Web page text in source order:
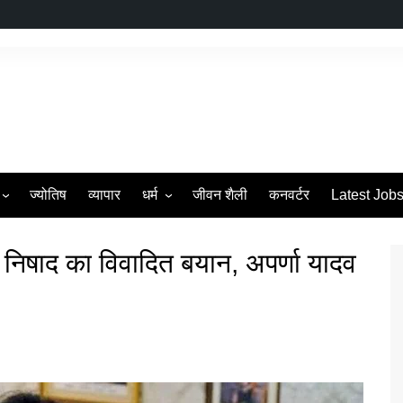
ज्योतिष व्यापार धर्म जीवन शैली कनवर्टर Latest Jobs
का विवादित बयान, अपर्णा यादव